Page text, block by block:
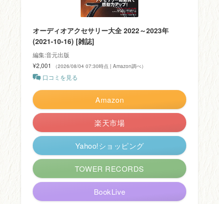
オーディオアクセサリー大全 2022～2023年
(2021-10-16) [雑誌]
編集:音元出版
¥2,001
（2026/08/04 07:30時点 | Amazon調べ）
口コミを見る
Amazon
楽天市場
Yahoo!ショッピング
TOWER RECORDS
BookLive